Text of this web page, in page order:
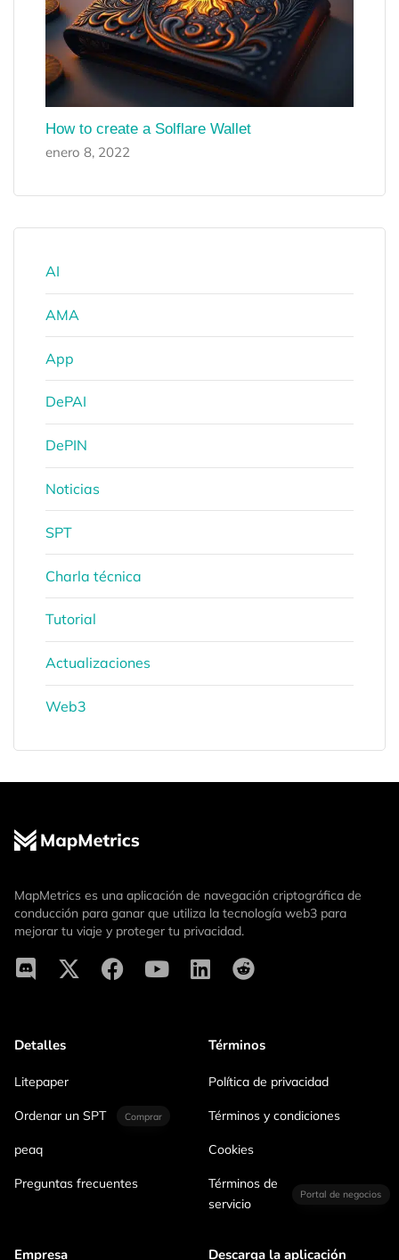
How to create a Solflare Wallet
enero 8, 2022
AI
AMA
App
DePAI
DePIN
Noticias
SPT
Charla técnica
Tutorial
Actualizaciones
Web3
MapMetrics es una aplicación de navegación criptográfica de
conducción para ganar que utiliza la tecnología web3 para
mejorar tu viaje y proteger tu privacidad.
Detalles
Litepaper
Ordenar un SPT Comprar
peaq
Preguntas frecuentes
Términos
Política de privacidad
Términos y condiciones
Cookies
Términos de
servicio
Portal de negocios
Empresa Descarga la aplicación